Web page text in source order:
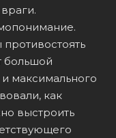
большой
максимального
как
выстроить